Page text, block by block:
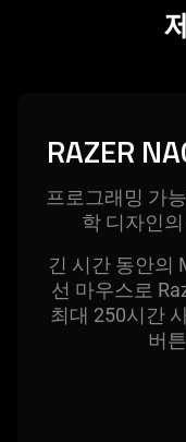
spoken;
RAZER
프로그래밍 가
학 디자인
긴 시간 동안의
선 마우스로
최대 250시간
버